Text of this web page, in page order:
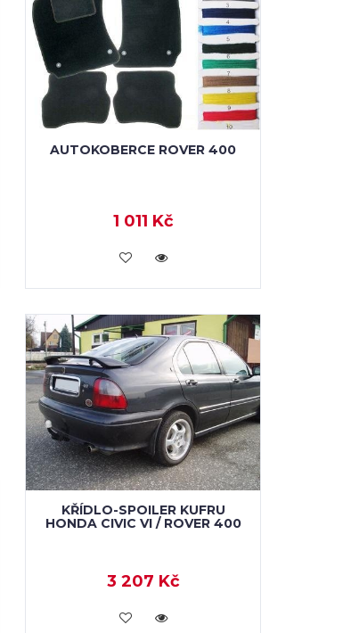
AUTOKOBERCE ROVER 400
1 011 Kč
VLOŽIT DO KOŠÍKU
KŘÍDLO-SPOILER KUFRU
HONDA CIVIC VI / ROVER 400
3 207 Kč
VLOŽIT DO KOŠÍKU